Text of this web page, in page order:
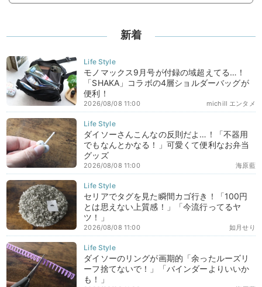
新着
モノマックス9月号が付録の域超えてる…！
「SHAKA」コラボの4層ショルダーバッグが
便利！
michill エンタメ
2026/08/08 11:00
ダイソーさんこんなの反則だよ…！「不器用
でもなんとかなる！」可愛くて便利なお弁当
グッズ
海原藍
2026/08/08 11:00
セリアでタグを見た瞬間カゴ行き！「100円
とは思えない上質感！」「今流行ってるヤ
ツ！」
如月せり
2026/08/08 11:00
ダイソーのリングが画期的「余ったルーズリ
ーフ捨てないで！」「バインダーよりいいか
も！」